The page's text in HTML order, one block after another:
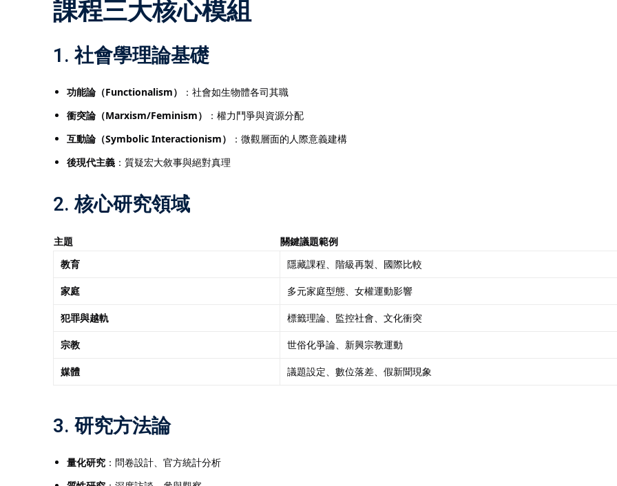
課程三大核心模組
1. 社會學理論基礎
功能論（Functionalism）
：社會如生物體各司其職
衝突論（Marxism/Feminism）
：權力鬥爭與資源分配
互動論（Symbolic Interactionism）
：微觀層面的人際意義建構
後現代主義 ：質疑宏大敘事與絕對真理
2. 核心研究領域
主題
關鍵議題範例
教育
隱藏課程、階級再製、國際比較
家庭 多元家庭型態、女權運動影響
犯罪與越軌 標籤理論、監控社會、文化衝突
宗教 世俗化爭論、新興宗教運動
媒體 議題設定、數位落差、假新聞現象
3. 研究方法論
量化研究 ：問卷設計、官方統計分析